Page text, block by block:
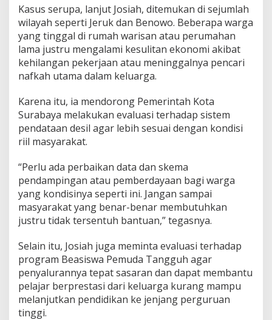
Kasus serupa, lanjut Josiah, ditemukan di sejumlah
wilayah seperti Jeruk dan Benowo. Beberapa warga
yang tinggal di rumah warisan atau perumahan
lama justru mengalami kesulitan ekonomi akibat
kehilangan pekerjaan atau meninggalnya pencari
nafkah utama dalam keluarga.
Karena itu, ia mendorong Pemerintah Kota
Surabaya melakukan evaluasi terhadap sistem
pendataan desil agar lebih sesuai dengan kondisi
riil masyarakat.
“Perlu ada perbaikan data dan skema
pendampingan atau pemberdayaan bagi warga
yang kondisinya seperti ini. Jangan sampai
masyarakat yang benar-benar membutuhkan
justru tidak tersentuh bantuan,” tegasnya.
Selain itu, Josiah juga meminta evaluasi terhadap
program Beasiswa Pemuda Tangguh agar
penyalurannya tepat sasaran dan dapat membantu
pelajar berprestasi dari keluarga kurang mampu
melanjutkan pendidikan ke jenjang perguruan
tinggi.